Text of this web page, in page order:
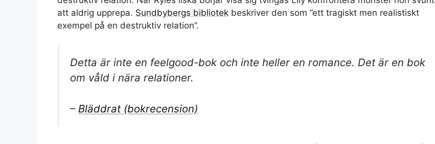
att aldrig upprepa. Sundbybergs bibliotek beskriver den som ”ett tragiskt men realistiskt
exempel på en destruktiv relation”.
Detta är inte en feelgood-bok och inte heller en romance. Det är en bok
om våld i nära relationer.
– Bläddrat (bokrecension)